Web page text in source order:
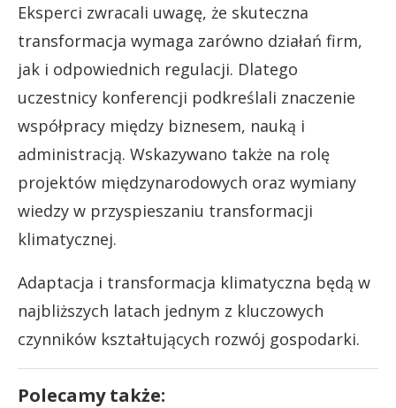
Eksperci zwracali uwagę, że skuteczna
transformacja wymaga zarówno działań firm,
jak i odpowiednich regulacji. Dlatego
uczestnicy konferencji podkreślali znaczenie
współpracy między biznesem, nauką i
administracją. Wskazywano także na rolę
projektów międzynarodowych oraz wymiany
wiedzy w przyspieszaniu transformacji
klimatycznej.
Adaptacja i transformacja klimatyczna będą w
najbliższych latach jednym z kluczowych
czynników kształtujących rozwój gospodarki.
Polecamy także: